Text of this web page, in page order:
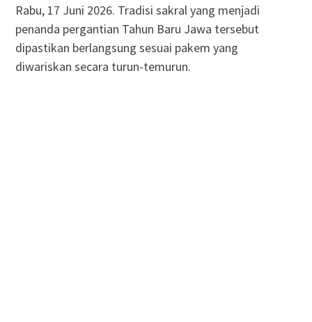
Rabu, 17 Juni 2026. Tradisi sakral yang menjadi
penanda pergantian Tahun Baru Jawa tersebut
dipastikan berlangsung sesuai pakem yang
diwariskan secara turun-temurun.